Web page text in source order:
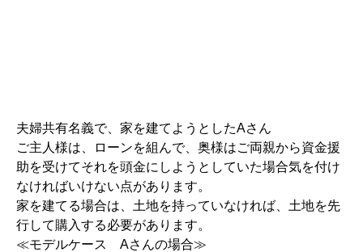
夫婦共有名義で、家を建てようとしたAさん
ご主人様は、ローンを組んで、奥様はご両親から資金援
助を受けてそれを頭金にしようとしていた場合気を付け
なければいけない点があります。
家を建てる場合は、土地を持っていなければ、土地を先
行して購入する必要があります。
≪モデルケース Aさんの場合≫